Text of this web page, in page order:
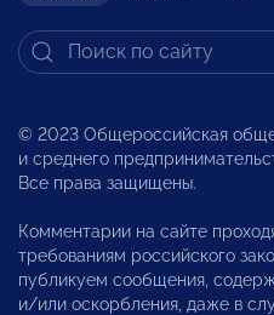
© 2023 Общероссийская
и среднего
Все права защищены.
Комментарии на сайте
требованиям российского
публикуем сообщения,
и/или оскорбления, даже в